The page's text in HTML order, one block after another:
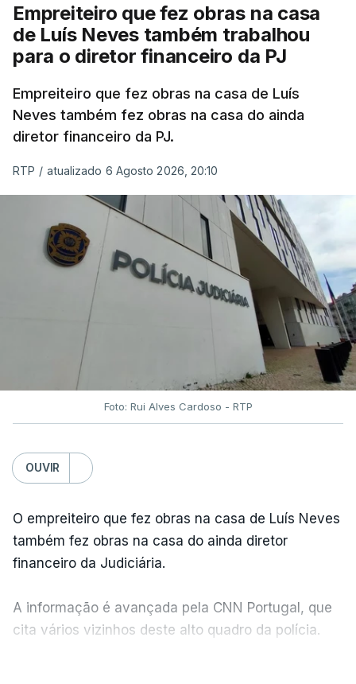
Empreiteiro que fez obras na casa
de Luís Neves também trabalhou
para o diretor financeiro da PJ
Empreiteiro que fez obras na casa de Luís
Neves também fez obras na casa do ainda
diretor financeiro da PJ.
RTP / atualizado 6 Agosto 2026, 20:10
Foto: Rui Alves Cardoso - RTP
OUVIR
O empreiteiro que fez obras na casa de Luís Neves
também fez obras na casa do ainda diretor
financeiro da Judiciária.
A informação é avançada pela CNN Portugal, que
cita vários vizinhos deste alto quadro da polícia.